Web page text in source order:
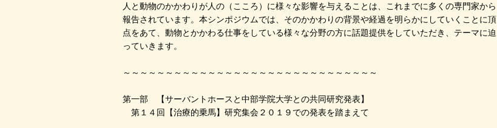
人と動物のかかわりが人の（こころ）に様々な影響を与えることは、これまでに多くの専門家から
報告されています。本シンポジウムでは、そのかかわりの背景や経過を明らかにしていくことに頂
点をあて、動物とかかわる仕事をしている様々な分野の方に話題提供をしていただき、テーマに迫
っていきます。
～～～～～～～～～～～～～～～～～～～～～～～～～～～～～～
第一部 【サーバントホースと中部学院大学との共同研究発表】
第１４回【治療的乗馬】研究集会２０１９での発表を踏まえて